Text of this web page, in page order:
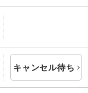
キャンセル待ち